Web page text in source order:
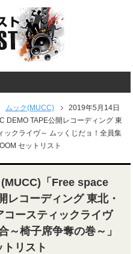
ムック(MUCC)
2019年5月14日
DEMO TAPE公開レコーディング 東
ックライヴ～ ムッくじだョ！全員集
セットリスト
「Free space
レコーディング 東北・
ースティックライヴ
～椅子席争奪の巻～」
リスト